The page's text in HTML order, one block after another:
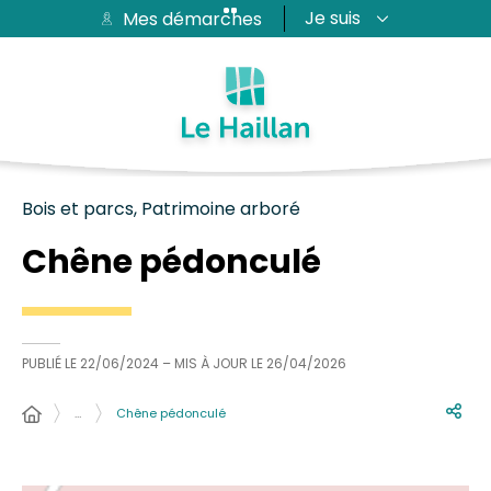
Aide et accessibilité
Passer au menu
Passer au contenuMes démarches Je suis
Bois et parcs, Patrimoine arboré
Chêne pédonculé
PUBLIÉ LE 22/06/2024 – MIS À JOUR LE 26/04/2026
… Chêne pédonculé